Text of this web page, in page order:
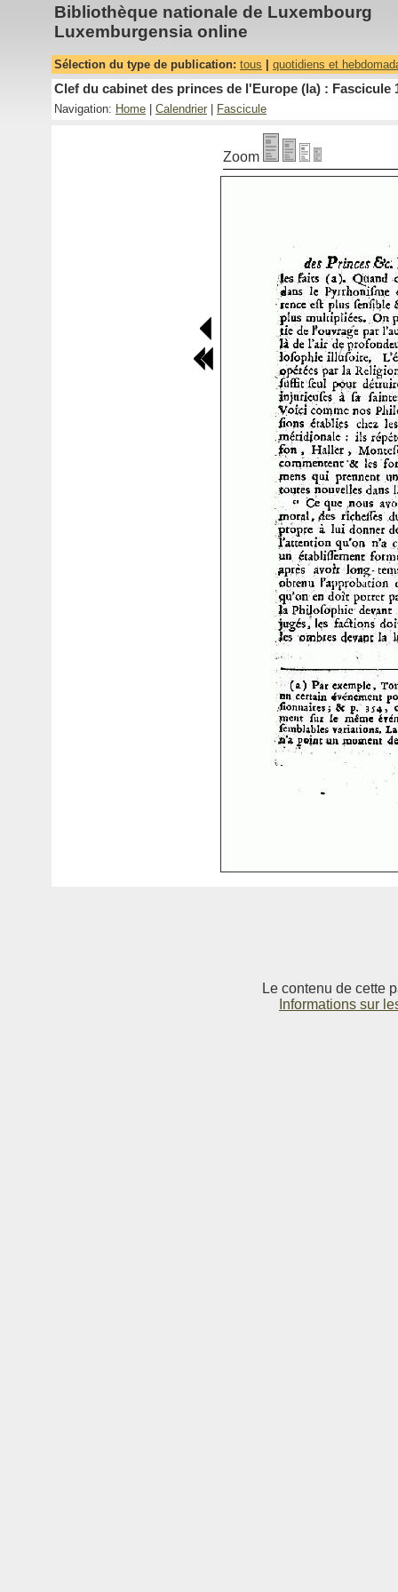
Bibliothèque nationale de Luxembourg
Luxemburgensia online
Sélection du type de publication: tous quotidiens et
Clef du cabinet des princes de l'Europe (la) : Fascicule
Navigation: Home Calendrier Fascicule
Zoom
Le contenu de cette
Informations sur